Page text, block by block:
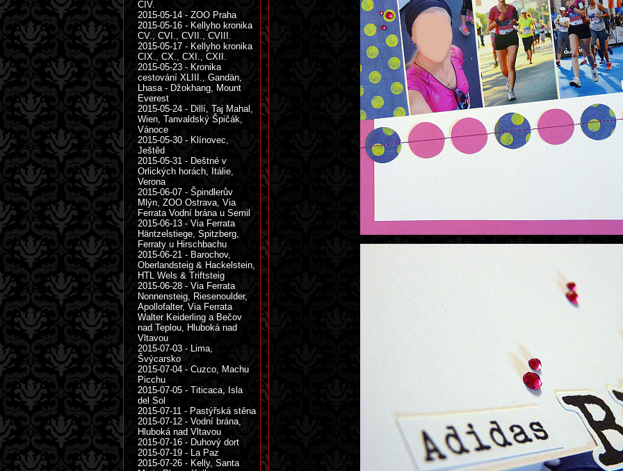
CIV.
2015-05-14 - ZOO Praha
2015-05-16 - Kellyho kronika
CV., CVI., CVII., CVIII.
2015-05-17 - Kellyho kronika
CIX., CX., CXI., CXII.
2015-05-23 - Kronika
cestování XLIII., Gandän,
Lhasa - Džokhang, Mount
Everest
2015-05-24 - Dillí, Taj Mahal,
Wien, Tanvaldský Špičák,
Vánoce
2015-05-30 - Klínovec,
Ještěd
2015-05-31 - Deštné v
Orlických horách, Itálie,
Verona
2015-06-07 - Špindlerův
Mlýn, ZOO Ostrava, Via
Ferrata Vodní brána u Semil
2015-06-13 - Via Ferrata
Häntzelstiege, Spitzberg,
Ferraty u Hirschbachu
2015-06-21 - Barochov,
Oberlandsteig & Hackelstein,
HTL Wels & Triftsteig
2015-06-28 - Via Ferrata
Nonnensteig, Riesenoulder,
Apollofalter, Via Ferrata
Walter Keiderling a Bečov
nad Teplou, Hluboká nad
Vltavou
2015-07-03 - Lima,
Švýcarsko
2015-07-04 - Cuzco, Machu
Picchu
2015-07-05 - Titicaca, Isla
del Sol
2015-07-11 - Pastýřská stěna
2015-07-12 - Vodní brána,
Hluboká nad Vltavou
2015-07-16 - Duhový dort
2015-07-19 - La Paz
2015-07-26 - Kelly, Santa